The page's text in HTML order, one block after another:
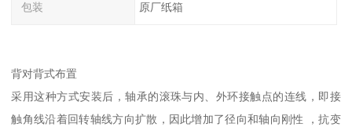
包装 原厂纸箱
背对背式布置
采用这种方式安装后，轴承的滚珠与内、外环接触点的连线，即接
触角线沿着回转轴线方向扩散，因此增加了径向和轴向刚性 ，抗变